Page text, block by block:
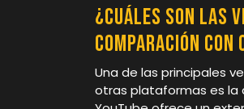
¿Cuáles son las
comparación
Una de las principales
otras plataformas es la